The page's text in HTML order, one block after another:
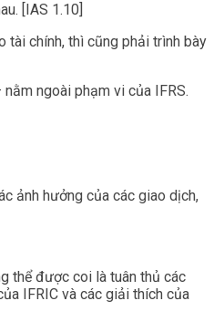
[IAS 1.10]
tài chính, thì cũng phải trình bày
ngoài phạm vi của IFRS.
ảnh hưởng của các giao dịch,
thể được coi là tuân thủ các
IFRIC và các giải thích của